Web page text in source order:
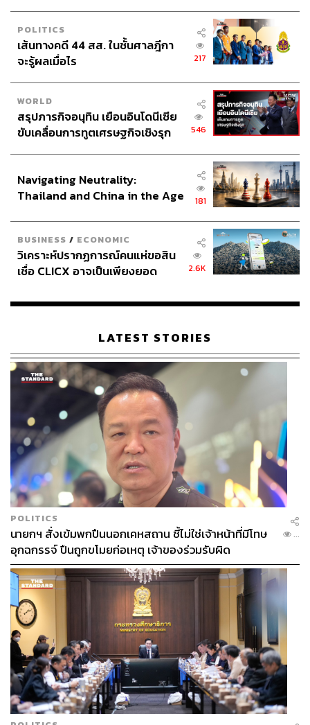
POLITICS
เส้นทางคดี 44 สส. ในชั้นศาลฎีกา
จะรู้ผลเมื่อไร
217
WORLD
สรุปภารกิจอนุทิน เยือนอินโดนีเซีย
ขับเคลื่อนการทูตเศรษฐกิจเชิงรุก
546
Navigating Neutrality:
Thailand and China in the Age
181
BUSINESS / ECONOMIC
วิเคราะห์ปรากฏการณ์คนแห่ขอสิน
เชื่อ CLICX อาจเป็นเพียงยอด
เรือนไทยที่ถูกซุกไว้
2.6K
LATEST STORIES
POLITICS
นายกฯ สั่งเข้มพกปืนนอกเคหสถาน ชี้ไม่ใช่เจ้าหน้าที่มีโทษ
อุกฉกรรจ์ ปืนถูกขโมยก่อเหตุ เจ้าของร่วมรับผิด
...